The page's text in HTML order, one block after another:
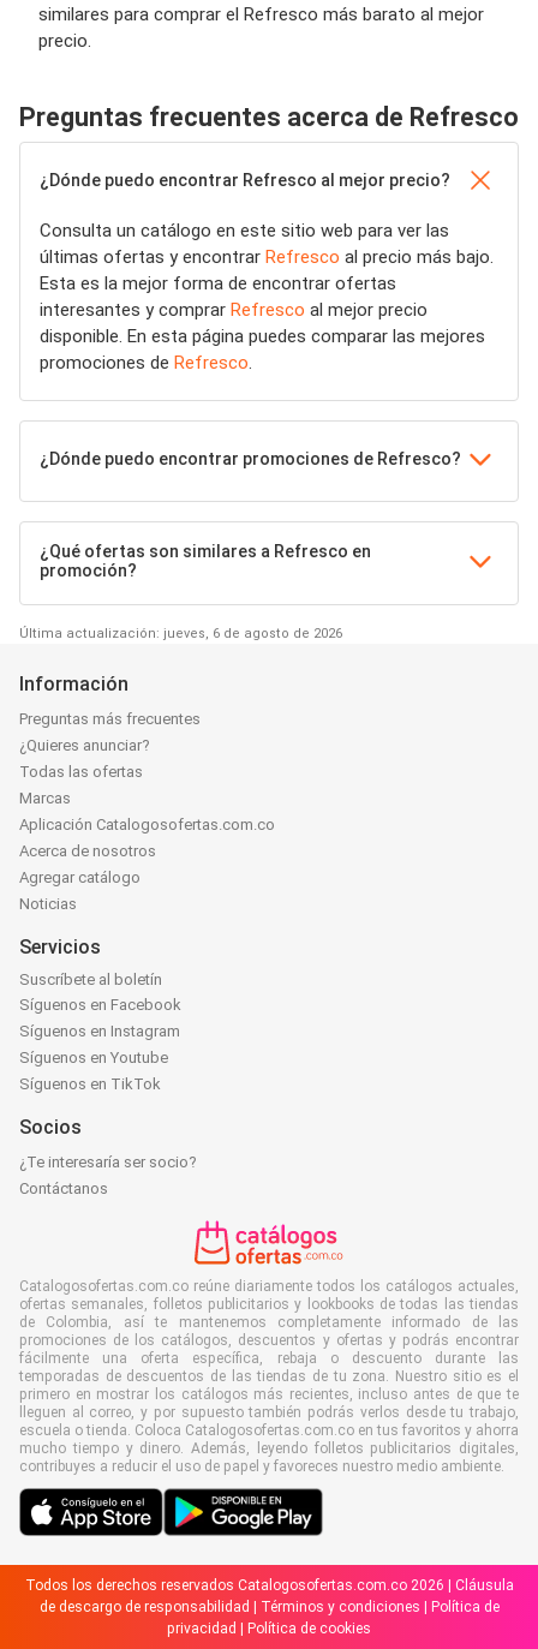
similares para comprar el Refresco más barato al mejor
precio.
Preguntas frecuentes acerca de Refresco
¿Dónde puedo encontrar Refresco al mejor precio?
Consulta un catálogo en este sitio web para ver las
últimas ofertas y encontrar Refresco al precio más bajo.
Esta es la mejor forma de encontrar ofertas
interesantes y comprar Refresco al mejor precio
disponible. En esta página puedes comparar las mejores
promociones de Refresco
¿Dónde puedo encontrar promociones de Refresco?
¿Qué ofertas son similares a Refresco en
promoción?
Última actualización: jueves, 6 de agosto de 2026
Información
Preguntas más frecuentes
¿Quieres anunciar?
Todas las ofertas
Marcas
Aplicación Catalogosofertas.com.co
Acerca de nosotros
Agregar catálogo
Noticias
Servicios
Suscríbete al boletín
Síguenos en Facebook
Síguenos en Instagram
Síguenos en Youtube
Síguenos en TikTok
Socios
¿Te interesaría ser socio?
Contáctanos
Catalogosofertas.com.co reúne diariamente todos los catálogos actuales,
ofertas semanales, folletos publicitarios y lookbooks de todas las tiendas
de Colombia, así te mantenemos completamente informado de las
promociones de los catálogos, descuentos y ofertas y podrás encontrar
fácilmente una oferta específica, rebaja o descuento durante las
temporadas de descuentos de las tiendas de tu zona. Nuestro sitio es el
primero en mostrar los catálogos más recientes, incluso antes de que te
lleguen al correo, y por supuesto también podrás verlos desde tu trabajo,
escuela o tienda. Coloca Catalogosofertas.com.co en tus favoritos y ahorra
mucho tiempo y dinero. Además, leyendo folletos publicitarios digitales,
contribuyes a reducir el uso de papel y favoreces nuestro medio ambiente.
Todos los derechos reservados Catalogosofertas.com.co 2026 | Cláusula
de descargo de responsabilidad | Términos y condiciones | Política de
privacidad | Política de cookies